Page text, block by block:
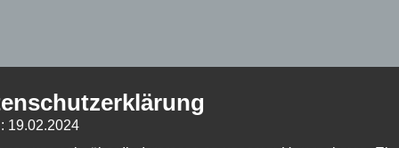
Die Kunden sind sehr zufrieden und nutzen
Mehrzahl der Nutzer sehr angenehm sein.
19.02.2024